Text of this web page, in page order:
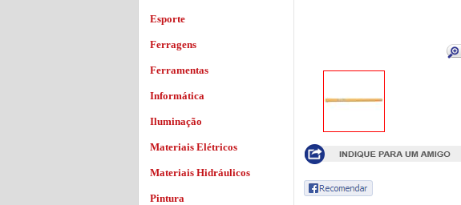
Esporte
Ferragens
Ferramentas
Informática
Iluminação
Materiais Elétricos
Materiais Hidráulicos
Pintura